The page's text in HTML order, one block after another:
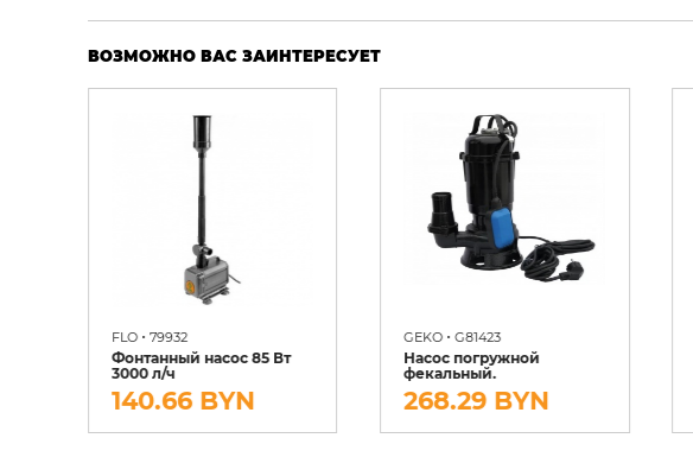
ВОЗМОЖНО ВАС ЗАИНТЕРЕСУЕТ
FLO •79932
Фонтанный насос 85 Вт
3000 л/ч
140.66 BYN
GEKO •G81423
Насос погружной
фекальный.
268.29 BYN